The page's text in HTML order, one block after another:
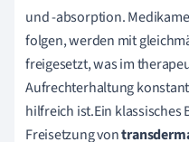
und -absorption.
folgen, werden mit
freigesetzt, was im
Aufrechterhaltung
hilfreich ist.Ein
Freisetzung von